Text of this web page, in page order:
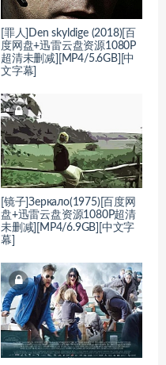
[罪人]Den skyldige (2018)[百
度网盘+迅雷云盘资源1080P
超清未删减][MP4/5.6GB][中
文字幕]
[镜子]Зеркало(1975)[百度网
盘+迅雷云盘资源1080P超清
未删减][MP4/6.9GB][中文字
幕]